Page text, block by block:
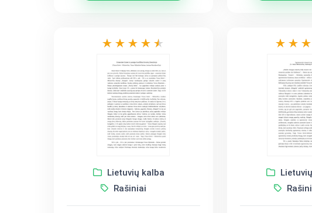
Lietuvių kalba
Rašiniai